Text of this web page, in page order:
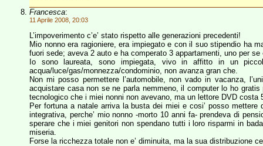
Francesca:
11 Aprile 2008, 20:03
L’impoverimento c’e’ stato rispetto alle generazioni precedenti!
Mio nonno era ragioniere, era impiegato e con il suo stipendio ha
fuori sede; aveva 2 auto e ha comperato 3 appartamenti, uno per
Io sono laureata, sono impiegata, vivo in affitto in un
acqua/luce/gas/monnezza/condominio, non avanza gran che.
Non mi posso permettere l’automobile, non vado in vacanza,
acquistare casa non se ne parla nemmeno, il computer lo ho
tecnologico che i miei nonni non avevano, ma un lettore DVD costa
Per fortuna a natale arriva la busta dei miei e cosi’ posso
integrativa, perche’ mio nonno -morto 10 anni fa- prendeva di
sperare che i miei genitori non spendano tutti i loro risparmi in
miseria.
Forse la ricchezza totale non e’ diminuita, ma la sua distribuzione